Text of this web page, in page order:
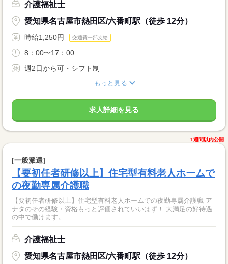
介護福祉士
愛知県名古屋市熱田区/六番町駅（徒歩 12分）
時給1,250円 交通費一部支給
8：00〜17：00
週2日から可・シフト制
もっと見る
求人詳細を見る
1週間以内公開
[一般派遣]
【要初任者研修以上】住宅型有料老人ホームで
の夜勤専属介護職
【要初任者研修以上】住宅型有料老人ホームでの夜勤専属介護職 ア
ナタのその経験・資格もっと評価されていいはず！ 大満足の好待遇
の中で働けます。...
介護福祉士
愛知県名古屋市熱田区/六番町駅（徒歩 12分）